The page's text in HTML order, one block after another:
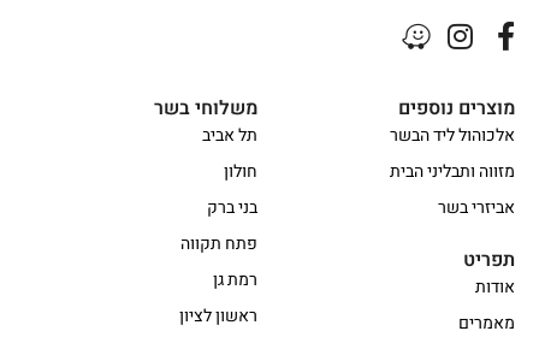
משלוחי בשר
תל אביב
חולון
בני ברק
פתח תקווה
רמת גן
ראשון לציון
מוצרים נוספים
אלכוהול ליד הבשר
מזווה ותבליני הבית
אביזרי בשר
תפריט
אודות
מאמרים